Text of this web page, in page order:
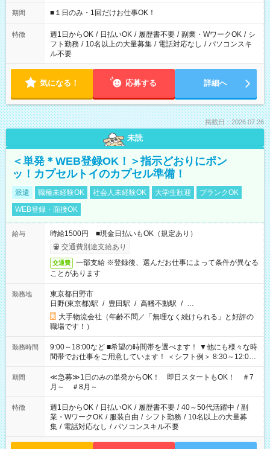
etc ★最短で3時間で5,120円のお仕事から 15時間で2万円近く稼
げるお仕事も！ ご希望のお時間に合わせてご紹介！ ※シフトは
ください！
期間 ■１日のみ・1回だけお仕事OK！
特徴 週1日からOK / 日払いOK / 履歴書不要 / 副業・WワークOK / シ
フト勤務 / 10名以上の大量募集 / 電話対応なし / パソコンスキ
ル不要
気になる！ 応募する 詳細へ
掲載日：2026.07.26
未読
＜単発＊WEB登録OK！＞指示どおりにポン
ッ！カプセルトイのカプセル準備！
派遣 職種未経験OK 社会人未経験OK 大学生歓迎
ブランクOK
WEB登録・面接OK
給与
時給1500円 ■現金日払いもOK（規定あり）
交通費別途支給あり
交通費
一部支給 ※登録後、選んだお仕事によって条件が異なる
ことがあります
勤務地
東京都日野市
日野(東京都)駅 / 豊田駅 / 高幡不動駅 / …
大手物流会社（年齢不問／「無理なく続けられる」と好評の
職場です！）
勤務時間
9:00～18:00など ■希望の時間帯を選べます！ ▼他にも様々な時
間帯でお仕事をご用意しています！ ＜シフト例＞ 8:30～12:00
17:00～22:00 13:00～22:00 22:00～翌6:00 など
期間
≪急募≫1日のみの単発からOK！ 即日スタートもOK！ ＃7
月～ ＃8月～
特徴 週1日からOK / 日払いOK / 履歴書不要 / 40～50代活躍中 / 副
業・WワークOK / 服装自由 / シフト勤務 / 10名以上の大量募
集 / 電話対応なし / パソコンスキル不要